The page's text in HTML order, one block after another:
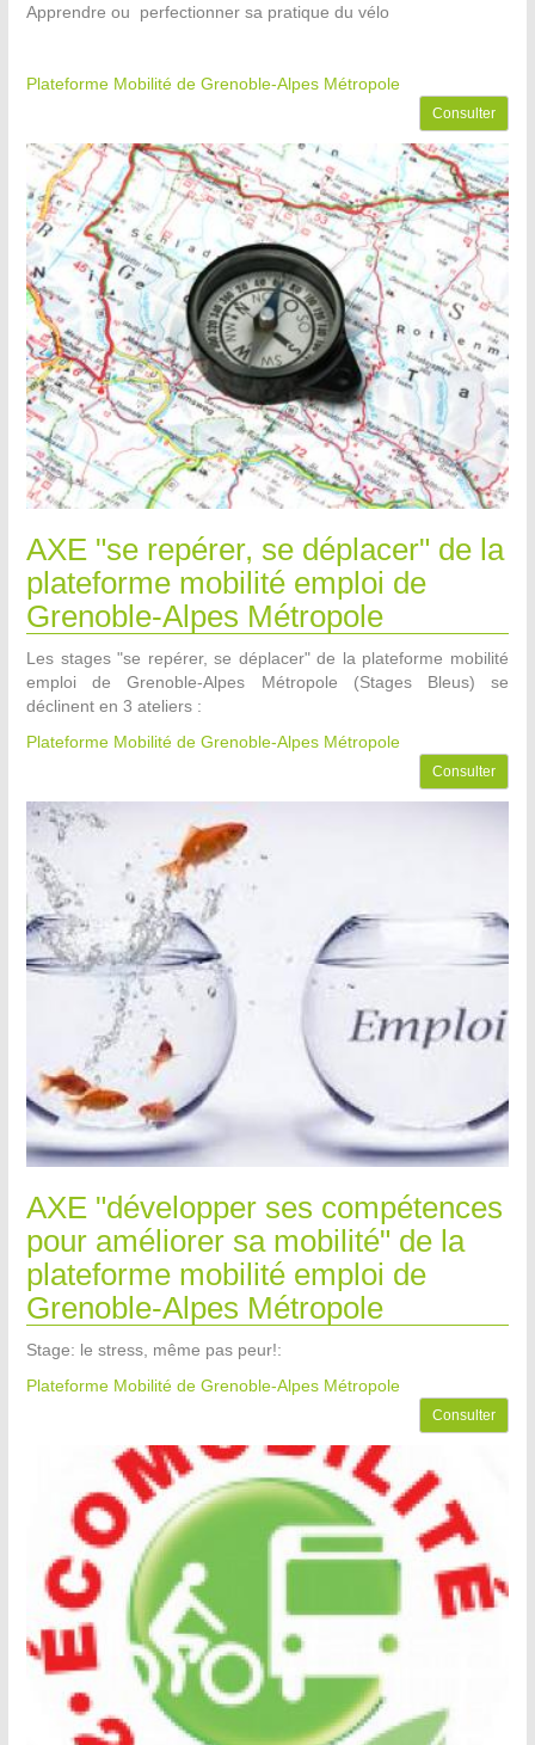
Apprendre ou perfectionner sa pratique du vélo
Plateforme Mobilité de Grenoble-Alpes Métropole
Consulter
AXE "se repérer, se déplacer" de la
plateforme mobilité emploi de
Grenoble-Alpes Métropole
Les stages "se repérer, se déplacer" de la plateforme mobilité
emploi de Grenoble-Alpes Métropole (Stages Bleus) se
déclinent en 3 ateliers :
Plateforme Mobilité de Grenoble-Alpes Métropole
Consulter
AXE "développer ses compétences
pour améliorer sa mobilité" de la
plateforme mobilité emploi de
Grenoble-Alpes Métropole
Stage: le stress, même pas peur!:
Plateforme Mobilité de Grenoble-Alpes Métropole
Consulter